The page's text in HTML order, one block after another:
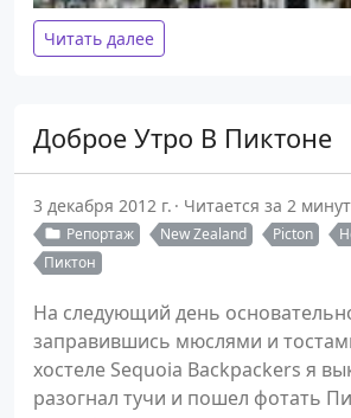
Читать далее
Доброе Утро В Пиктоне
3 декабря 2012 г. Читается за 2
Репортаж
New Zealand Picton
Пиктон
На следующий день
заправившись мюслями и
хостеле Sequoia Backpackers я
разогнал тучи и пошел фотать